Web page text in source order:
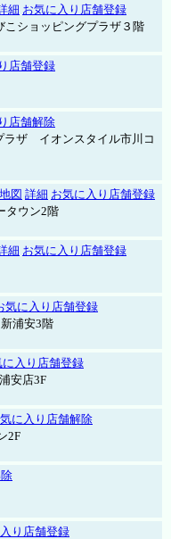
細 お気に入り店舗登録
ショッピングプラザ３階
店舗登録
店舗解除
ラザ イオンスタイル市川コ
地図 詳細 お気に入り店舗登録
タウン2階
細 お気に入り店舗登録
気に入り店舗登録
浦安3階
に入り店舗登録
安店3F
に入り店舗解除
2F
り店舗登録